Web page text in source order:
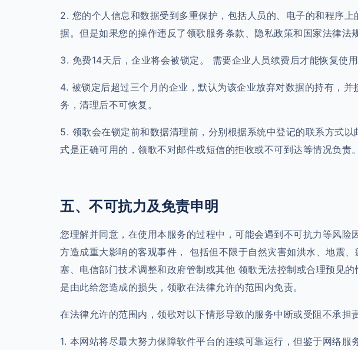
2. 您的个人信息和数据受到多重保护，包括人员的、电子的和程序
据。但是如果您的操作违反了领歌服务条款、隐私政策和国家法律法
3. 免费14天后，企业将会被锁定。 需要企业人员续费后才能恢复使用
4. 被锁定后超过三个月的企业，默认为该企业放弃对数据的持有，
务，清理后不可恢复。
5. 领歌会在锁定前和数据清理前，分别根据系统中登记的联系方式
式是正确可用的，领歌不对邮件或短信的拒收或不可到达等情况负责。
五、不可抗力及免责申明
您理解并同意，在使用本服务的过程中，可能会遇到不可抗力等风
方造成重大影响的客观事件， 包括但不限于自然灾害如洪水、地震
塞、电信部门技术调整和政府管制或其他 领歌无法控制或合理预见
是由此给您造成的损失，领歌在法律允许的范围内免责。
在法律允许的范围内，领歌对以下情形导致的服务中断或受阻不承担
1. 本网站将尽最大努力保障软件平台的连续可靠运行，但鉴于网络